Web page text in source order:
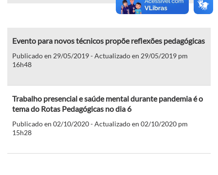
Evento para novos técnicos propõe reflexões pedagógicas
Publicado en 29/05/2019 - Actualizado en 29/05/2019 pm
16h48
Trabalho presencial e saúde mental durante pandemia é o
tema do Rotas Pedagógicas no dia 6
Publicado en 02/10/2020 - Actualizado en 02/10/2020 pm
15h28